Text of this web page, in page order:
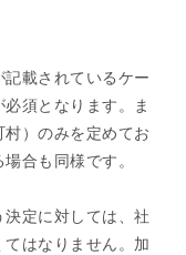
載されているケー
須となります。ま
）のみを定めてお
合も同様です。
定に対しては、社
はなりません。加